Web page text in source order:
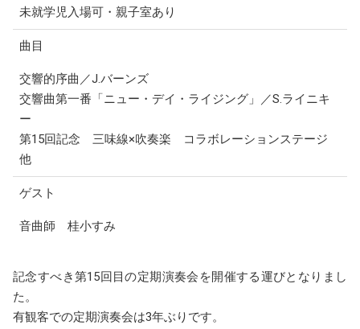
未就学児入場可・親子室あり
曲目
交響的序曲／J.バーンズ
交響曲第一番「ニュー・デイ・ライジング」／S.ライニキ
ー
第15回記念 三味線×吹奏楽 コラボレーションステージ
他
ゲスト
音曲師 桂小すみ
記念すべき第15回目の定期演奏会を開催する運びとなりまし
た。
有観客での定期演奏会は3年ぶりです。